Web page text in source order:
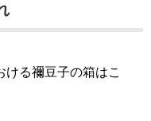
る禰豆子の箱はこ